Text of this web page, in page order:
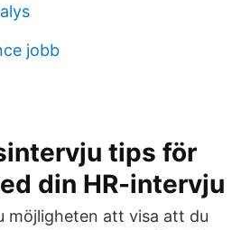
jobb
tips för
din HR-intervju
möjligheten att visa att du